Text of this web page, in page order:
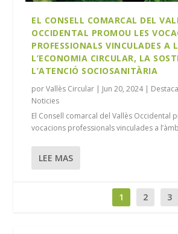
EL CONSELL COMARCAL DEL
OCCIDENTAL PROMOU LES
PROFESSIONALS VINCULADES A
L’ECONOMIA CIRCULAR, LA
L’ATENCIÓ SOCIOSANITÀRIA
porVallès Circular | Jun 20, 2024|
Noticies
El Consell comarcal del Vallès Occidental
vocacions professionals vinculades a
LEE MAS
1 2 3